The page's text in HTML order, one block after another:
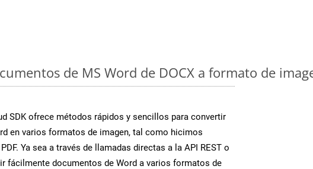
de MS Word de DOCX a formato de
SDK ofrece métodos rápidos y sencillos para convertir
en varios formatos de imagen, tal como hicimos
Ya sea a través de llamadas directas a la API REST o
fácilmente documentos de Word a varios formatos de